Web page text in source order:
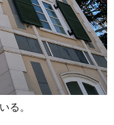
る。